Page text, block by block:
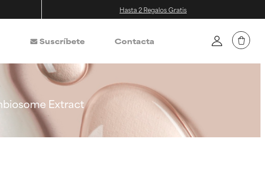
Hasta 2 Regalos Gratis
Suscríbete Contacta
Extract